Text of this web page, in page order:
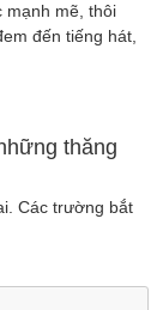
mạnh mẽ, thôi
đến tiếng hát,
thăng
Các trường bắt